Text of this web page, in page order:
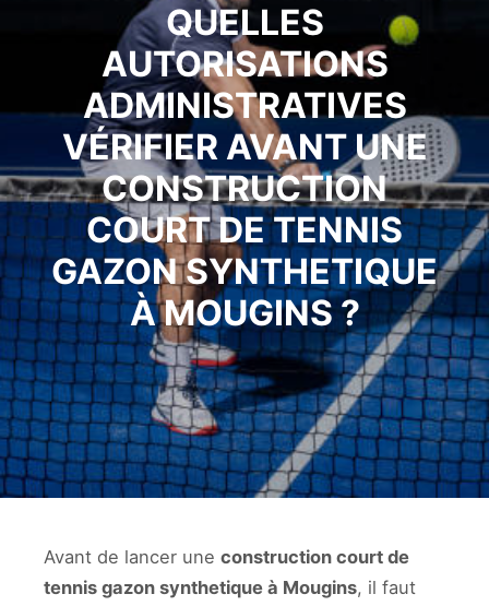
QUELLES
AUTORISATIONS
ADMINISTRATIVES
VÉRIFIER AVANT UNE
CONSTRUCTION
COURT DE TENNIS
GAZON SYNTHETIQUE
À MOUGINS ?
Avant de lancer une construction court de
tennis gazon synthetique à Mougins, il faut